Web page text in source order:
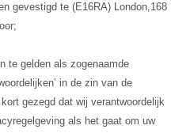
gevestigd te (E16RA) London,168
te gelden als zogenaamde
in de zin van de
gezegd dat wij verantwoordelijk
als het gaat om uw